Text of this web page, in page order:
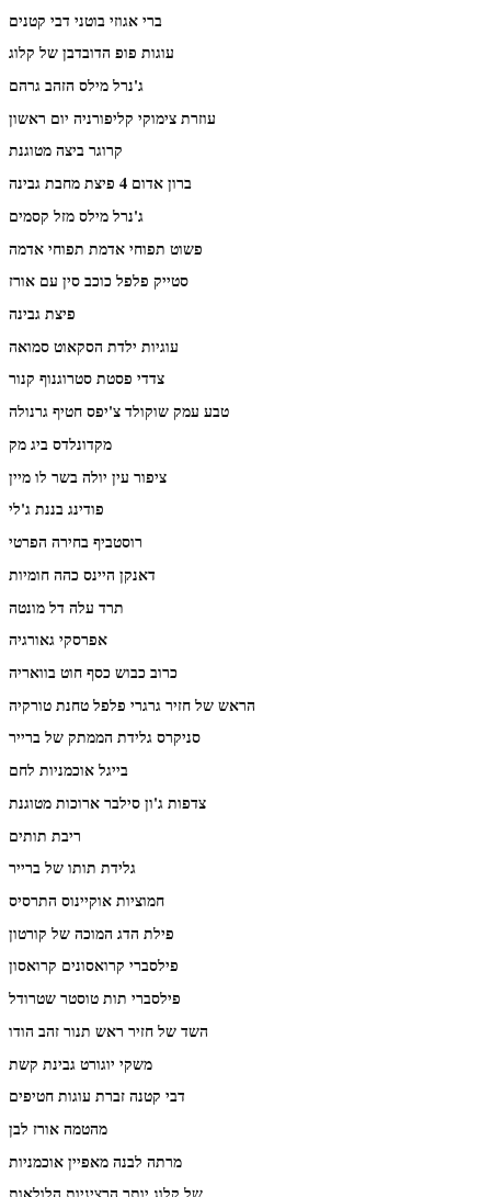
ברי אגוזי בוטני דבי קטנים
עוגות פופ הדובדבן של קלוג
ג'נרל מילס הזהב גרהם
עוזרת צימוקי קליפורניה יום ראשון
קרוגר ביצה מטוגנת
ברון אדום 4 פיצת מחבת גבינה
ג'נרל מילס מזל קסמים
פשוט תפוחי אדמת תפוחי אדמה
סטייק פלפל כוכב סין עם אורז
פיצת גבינה
עוגיות ילדת הסקאוט סמואה
צדדי פסטת סטרוגנוף קנור
טבע עמק שוקולד צ'יפס חטיף גרנולה
מקדונלדס ביג מק
ציפור עין יולה בשר לו מיין
פודינג בננת ג'לי
רוסטביף בחירה הפרטי
דאנקן היינס כהה חומיות
תרד עלה דל מונטה
אפרסקי גאורגיה
כרוב כבוש כסף חוט בוואריה
הראש של חזיר גרגרי פלפל טחנת טורקיה
סניקרס גלידת הממתק של ברייר
בייגל אוכמניות לחם
צדפות ג'ון סילבר ארוכות מטוגנת
ריבת תותים
גלידת תותו של ברייר
חמוציות אוקיינוס התרסיס
פילת הדג המוכה של קורטון
פילסברי קרואסונים קרואסון
פילסברי תות טוסטר שטרודל
השד של חזיר ראש תנור זהב הודו
משקי יוגורט גבינת קשת
דבי קטנה זברת עוגות חטיפים
מהטמה אורז לבן
מרתה לבנה מאפיין אוכמניות